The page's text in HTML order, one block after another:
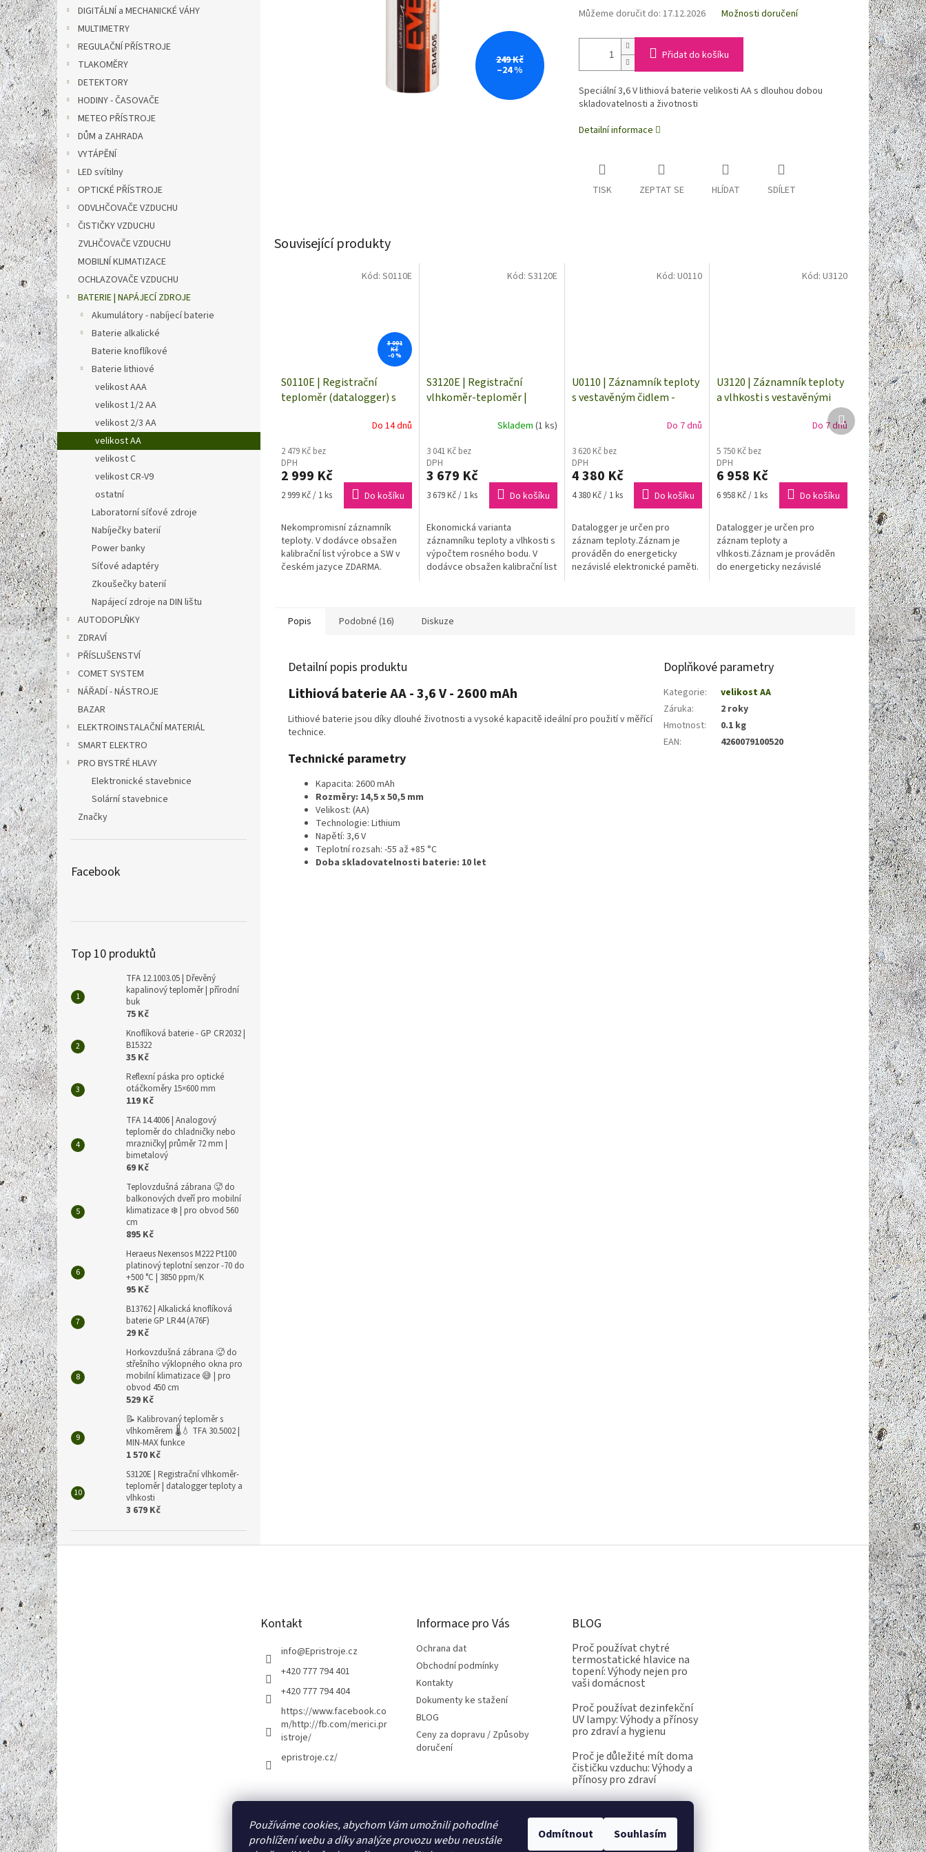
Používáme cookies, abychom Vám umožnili pohodlné
prohlížení webu a díky analýze provozu webu neustále
Odmítnout Souhlasím
e
l
DIGITÁLNÍ a MECHANICKÉ VÁHY
MULTIMETRY
REGULAČNÍ PŘÍSTROJE
TLAKOMĚRY
DETEKTORY
HODINY - ČASOVAČE
METEO PŘÍSTROJE
DŮM a ZAHRADA
VYTÁPĚNÍ
LED svítilny
OPTICKÉ PŘÍSTROJE
ODVLHČOVAČE VZDUCHU
ČISTIČKY VZDUCHU
ZVLHČOVAČE VZDUCHU
MOBILNÍ KLIMATIZACE
OCHLAZOVAČE VZDUCHU
BATERIE | NAPÁJECÍ ZDROJE
Akumulátory - nabíjecí baterie
Baterie alkalické
Baterie knoflíkové
Baterie lithiové
velikost AAA
velikost 1/2 AA
velikost 2/3 AA
velikost AA
velikost C
velikost CR-V9
ostatní
Laboratorní síťové zdroje
Nabíječky baterií
Power banky
Síťové adaptéry
Zkoušečky baterií
Napájecí zdroje na DIN lištu
AUTODOPLŇKY
ZDRAVÍ
PŘÍSLUŠENSTVÍ
COMET SYSTEM
NÁŘADÍ - NÁSTROJE
BAZAR
ELEKTROINSTALAČNÍ MATERIÁL
SMART ELEKTRO
PRO BYSTRÉ HLAVY
Elektronické stavebnice
Solární stavebnice
Značky
Facebook
Top 10 produktů
TFA 12.1003.05 | Dřevěný
kapalinový teploměr | přírodní
buk
75 Kč
Knoflíková baterie - GP CR2032 |
B15322
35 Kč
Reflexní páska pro optické
otáčkoměry 15×600 mm
119 Kč
TFA 14.4006 | Analogový
teploměr do chladničky nebo
mrazničky| průměr 72 mm |
bimetalový
69 Kč
Teplovzdušná zábrana 🥵 do
balkonových dveří pro mobilní
klimatizace ❄️ | pro obvod 560
cm
895 Kč
Heraeus Nexensos M222 Pt100
platinový teplotní senzor -70 do
+500 °C | 3850 ppm/K
95 Kč
B13762 | Alkalická knoflíková
baterie GP LR44 (A76F)
29 Kč
Horkovzdušná zábrana 🥵 do
střešního výklopného okna pro
mobilní klimatizace 😅 | pro
obvod 450 cm
529 Kč
📝 Kalibrovaný teploměr s
vlhkoměrem 🌡️💧 TFA 30.5002 |
MIN-MAX funkce
1 570 Kč
S3120E | Registrační vlhkoměr-
teploměr | datalogger teploty a
vlhkosti
3 679 Kč
249 Kč
–24 %
Můžeme doručit do: 17.12.2026 Možnosti doručení
Přidat do košíku
Speciální 3,6 V lithiová baterie velikosti AA s dlouhou dobou
skladovatelnosti a životnosti
Detailní informace
TISK ZEPTAT SE HLÍDAT SDÍLET
Související produkty
3 001
Kč
–0 %
S0110E | Registrační
teploměr (datalogger) s
Do 14 dnů
2 479 Kč bez
DPH
2 999 Kč
Měrná
2 999 Kč / 1 ks Do košíku
Nekompromisní záznamník
teploty. V dodávce obsažen
kalibrační list výrobce a SW v
českém jazyce ZDARMA.
Kód: S0110E
S3120E | Registrační
vlhkoměr-teploměr |
Skladem (1 ks)
3 041 Kč bez
DPH
3 679 Kč
Měrná
3 679 Kč / 1 ks Do košíku
Ekonomická varianta
záznamníku teploty a vlhkosti s
výpočtem rosného bodu. V
dodávce obsažen kalibrační list
Kód: S3120E
U0110 | Záznamník teploty
s vestavěným čidlem -
Do 7 dnů
3 620 Kč bez
DPH
4 380 Kč
Měrná
4 380 Kč / 1 ks Do košíku
Datalogger je určen pro
záznam teploty.Záznam je
prováděn do energeticky
nezávislé elektronické paměti.
Kód:U0110
U3120 | Záznamník teploty
a vlhkosti s vestavěnými
Do 7 dnů
5 750 Kč bez
DPH
6 958 Kč
Měrná
6 958 Kč / 1 ks Do košíku
Datalogger je určen pro
záznam teploty a
vlhkosti.Záznam je prováděn
do energeticky nezávislé
Kód: U3120
Další
produkt
Popis Podobné (16) Diskuze
Detailní popis produktu
Lithiová baterie AA - 3,6 V - 2600 mAh
Lithiové baterie jsou díky dlouhé životnosti a vysoké kapacitě ideální pro použití v měřící
technice.
Technické parametry
Kapacita: 2600 mAh
Rozměry: 14,5 x 50,5 mm
Velikost: (AA)
Technologie: Lithium
Napětí: 3,6 V
Teplotní rozsah: -55 až +85 °C
Doba skladovatelnosti baterie: 10 let
Doplňkové parametry
Kategorie:
velikost AA
Záruka:
2 roky
Hmotnost:
0.1 kg
EAN: 4260079100520
Z
á
p
a
t
í Kontakt
info@Epristroje.cz
+420 777 794 401
+420 777 794 404
https://www.facebook.co
m/http://fb.com/merici.pr
istroje/
epristroje.cz/
Informace pro Vás
Ochrana dat
Obchodní podmínky
Kontakty
Dokumenty ke stažení
BLOG
Ceny za dopravu / Způsoby
doručení
BLOG
Proč používat chytré
termostatické hlavice na
topení: Výhody nejen pro
vaši domácnost
Proč používat dezinfekční
UV lampy: Výhody a přínosy
pro zdraví a hygienu
Proč je důležité mít doma
čističku vzduchu: Výhody a
přínosy pro zdraví
Kalibrace.info meteostanice.cz